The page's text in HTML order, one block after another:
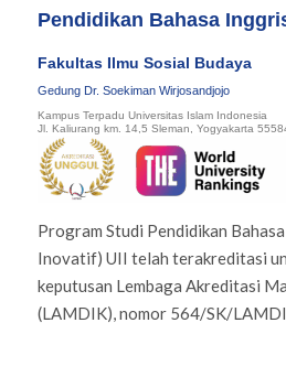
Pendidikan Bahasa
Fakultas Ilmu Sosial Budaya
Gedung Dr. Soekiman Wirjosandjojo
Kampus Terpadu Universitas Islam Indonesia
Jl. Kaliurang km. 14,5 Sleman, Yogyakarta
Program Studi Pendidikan
Inovatif) UII telah terakreditasi
keputusan Lembaga Akreditasi
(LAMDIK), nomor 564/SK/